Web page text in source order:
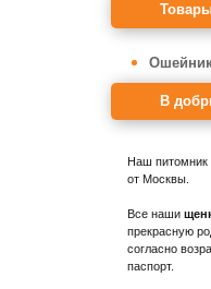
В
Наш питомник
от Москвы.
Все наши
прекрасную
согласно
паспорт.